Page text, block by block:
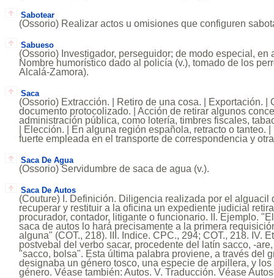
Sabotear
(Ossorio) Realizar actos u omisiones que configuren
Sabueso
(Ossorio) Investigador, perseguidor; de modo especial, en
Nombre humorístico dado al policía (v.), tomado de los
Alcalá-Zamora).
Saca
(Ossorio) Extracción. | Retiro de una cosa. | Exportación. |
documento protocolizado. | Acción de retirar algunos
administración pública, como lotería, timbres fiscales,
| Elección. | En alguna región española, retracto o tanteo.
fuerte empleada en el transporte de correspondencia y
Saca De Agua
(Ossorio) Servidumbre de saca de agua (v.).
Saca De Autos
(Couture) I. Definición. Diligencia realizada por el alguacil
recuperar y restituir a la oficina un expediente judicial
procurador, contador, litigante o funcionario. II. Ejemplo.
saca de autos lo hará precisamente a la primera
alguna" (COT., 218). III. Indice. CPC., 294; COT., 218. IV.
postvebal del verbo sacar, procedente del latín sacco, -
"sacco, bolsa". Esta última palabra proviene, a través del
designaba un género tosco, una especie de arpillera, y
género. Véase también: Autos. V. Traducción. Véase